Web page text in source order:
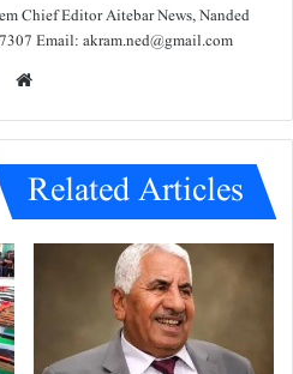
Chief Editor Aitebar News, Nanded
Email: akram.ned@gmail.com
Related Articles